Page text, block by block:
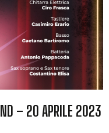
– 20 APRILE 2023